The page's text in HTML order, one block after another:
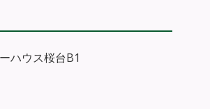
ハウス桜台B1